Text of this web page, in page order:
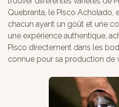
Quebranta, le Pisco Acholado,
chacun ayant un goût et une
une expérience authentique,
Pisco directement dans les
connue pour sa production de